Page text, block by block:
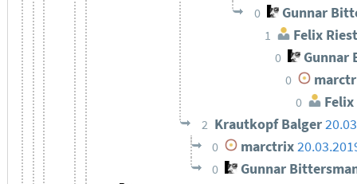
0 Gunnar
1 Felix
0 Gunnar
0
0
2 Krautkopf Balger
0 marctrix
0 Gunnar